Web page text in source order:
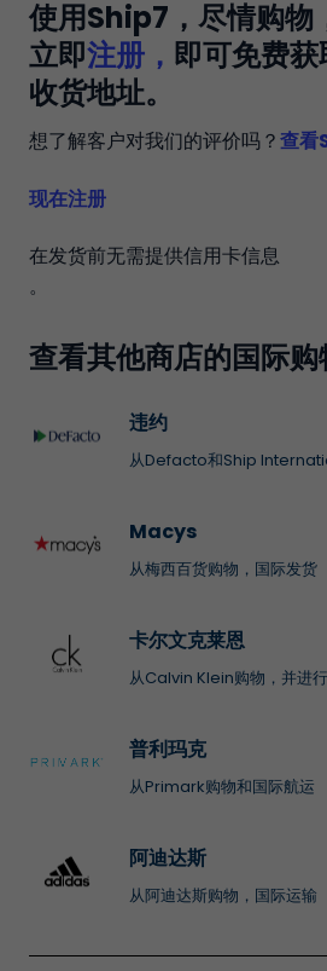
使用Ship7，尽情购物
立即注册， 即可免费
收货地址。
想了解客户对我们的评价吗？查看
现在注册
在发货前无需提供信用卡信息
。
查看其他商店的国际购
违约
从Defacto和Ship
Macys
从梅西百货购物，国际发货
卡尔文克莱恩
从Calvin Klein购物，并进
普利玛克
从Primark购物和国际航运
阿迪达斯
从阿迪达斯购物，国际运输